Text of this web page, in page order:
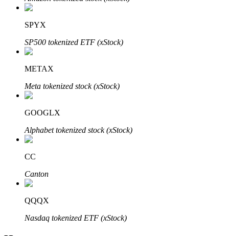
До 65% комиссии!
SPYX
SP500 tokenized ETF (xStock)
METAX
Meta tokenized stock (xStock)
GOOGLX
Alphabet tokenized stock (xStock)
CC
Canton
QQQX
Nasdaq tokenized ETF (xStock)